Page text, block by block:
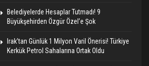
Belediyelerde Hesaplar Tutmadı! 9
Büyükşehirden Özgür Özel’e Şok
Irak’tan Günlük 1 Milyon Varil Önerisi! Türkiye
Kerkük Petrol Sahalarına Ortak Oldu